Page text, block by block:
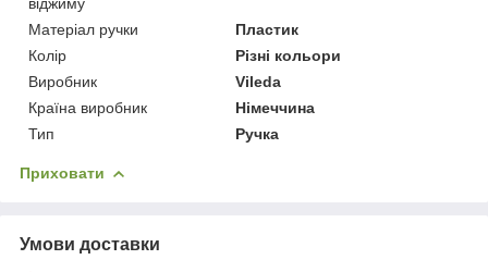
Матеріал ручки
Пластик
Колір
Різні кольори
Виробник
Vileda
Країна виробник
Німеччина
Тип
Ручка
Приховати
Умови доставки